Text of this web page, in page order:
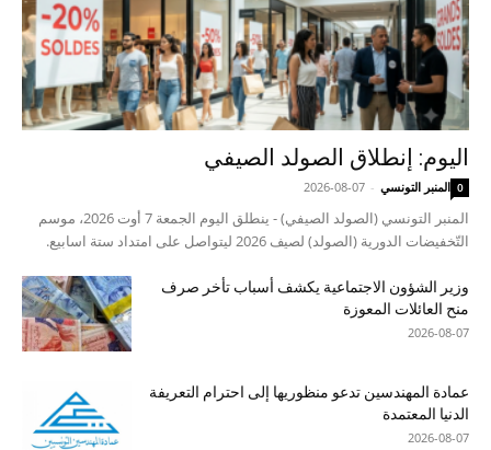
اليوم: إنطلاق الصولد الصيفي
المنبر التونسي -
2026-08-07 0
المنبر التونسي (الصولد الصيفي) - ينطلق اليوم الجمعة 7 أوت 2026، موسم
التّخفيضات الدورية (الصولد) لصيف 2026 ليتواصل على امتداد ستة اسابيع.
وزير الشؤون الاجتماعية يكشف أسباب تأخر صرف
منح العائلات المعوزة
2026-08-07
عمادة المهندسين تدعو منظوريها إلى احترام التعريفة
الدنيا المعتمدة
2026-08-07